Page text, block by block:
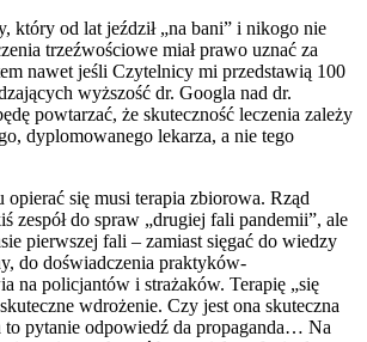
który od lat jeździł „na bani” i nikogo nie
trzeźwościowe miał prawo uznać za
nawet jeśli Czytelnicy mi przedstawią 100
wyższość dr. Googla nad dr.
powtarzać, że skuteczność leczenia zależy
dyplomowanego lekarza, a nie tego
opierać się musi terapia zbiorowa. Rząd
zespół do spraw „drugiej fali pandemii”, ale
pierwszej fali – zamiast sięgać do wiedzy
do doświadczenia praktyków-
na policjantów i strażaków. Terapię „się
wdrożenie. Czy jest ona skuteczna
to pytanie odpowiedź da propaganda… Na